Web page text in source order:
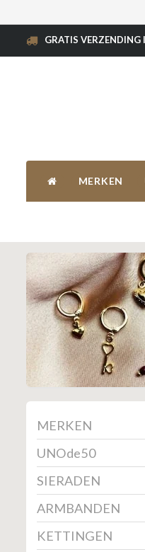
GRATIS VERZENDING
MERKEN
MERKEN
UNOde50
SIERADEN
ARMBANDEN
KETTINGEN